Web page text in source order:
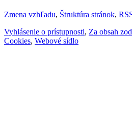
Zmena vzhľadu, Štruktúra stránok,
Vyhlásenie o prístupnosti, Za obsah
Cookies, Webové sídlo